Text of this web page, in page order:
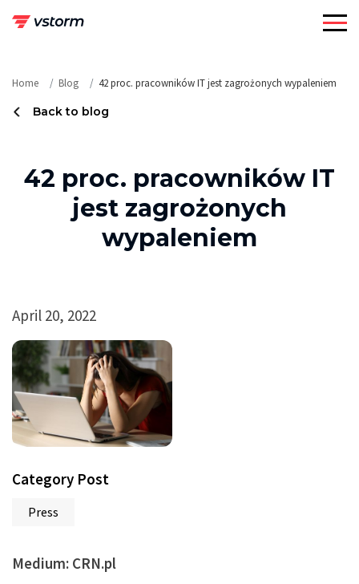
Home Blog 42 proc. pracowników IT jest zagrożonych wypaleniem
Back to blog
42 proc. pracowników IT
jest zagrożonych
wypaleniem
April 20, 2022
Category Post
Press
Medium: CRN.pl